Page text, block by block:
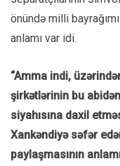
önündə milli
anlamı var idi.
“Amma indi,
şirkətlərinin bu
siyahısına daxil
Xankəndiyə səfər
paylaşmasının